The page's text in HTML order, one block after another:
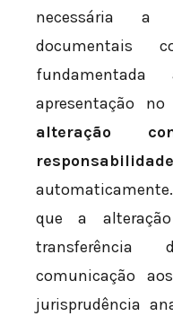
necessária a
documentais
apresentação
alteração
que a
comunicação
jurisprudência